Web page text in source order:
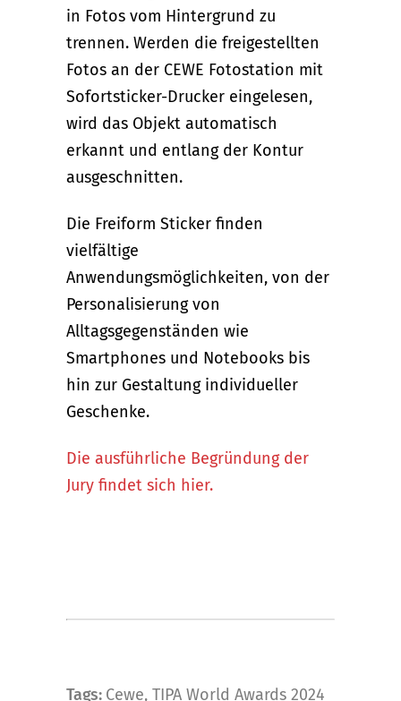
in Fotos vom Hintergrund zu
trennen. Werden die freigestellten
Fotos an der CEWE Fotostation mit
Sofortsticker-Drucker eingelesen,
wird das Objekt automatisch
erkannt und entlang der Kontur
ausgeschnitten.
Die Freiform Sticker finden
vielfältige
Anwendungsmöglichkeiten, von der
Personalisierung von
Alltagsgegenständen wie
Smartphones und Notebooks bis
hin zur Gestaltung individueller
Geschenke.
Die ausführliche Begründung der
Jury findet sich hier.
Tags: Cewe, TIPA World Awards 2024